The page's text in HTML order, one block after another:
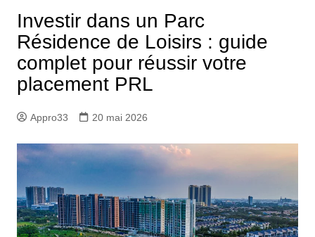
Investir dans un Parc
Résidence de Loisirs : guide
complet pour réussir votre
placement PRL
Appro33 20 mai 2026